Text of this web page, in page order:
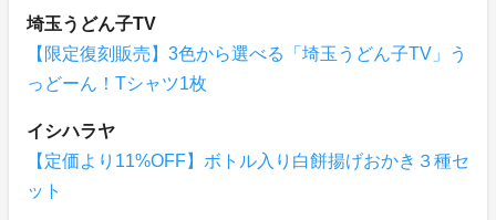
埼玉うどん子TV
【限定復刻販売】3色から選べる「埼玉うどん子TV」う
っどーん！Tシャツ1枚
イシハラヤ
【定価より11%OFF】ボトル入り白餅揚げおかき３種セ
ット